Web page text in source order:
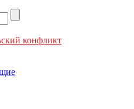
конфликт